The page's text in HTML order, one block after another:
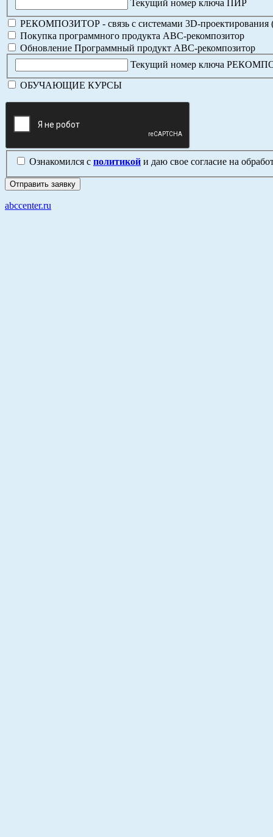
Текущий номер ключа ПИР
РЕКОМПОЗИТОР - связь с системами 3D-проектирования
Покупка программного продукта АВС-рекомпозитор
Обновление Программный продукт АВС-рекомпозитор
Текущий номер ключа
ОБУЧАЮЩИЕ КУРСЫ
Ознакомился с политикой и даю свое согласие на
abccenter.ru